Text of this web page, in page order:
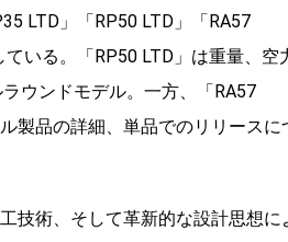
LTD」「RP50 LTD」「RA57
いる。「RP50 LTD」は重量、空
ウンドモデル。一方、「RA57
製品の詳細、単品でのリリースに
技術、そして革新的な設計思想に